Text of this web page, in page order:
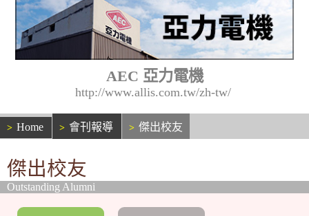
AEC 亞力電機
http://www.allis.com.tw/zh-tw/
Home 會刊報導 傑出校友
傑出校友
Outstanding Alumni